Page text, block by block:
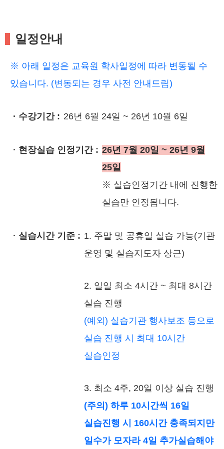
일정안내
※ 아래 일정은 교육원 학사일정에 따라 변동될 수
있습니다. (변동되는 경우 사전 안내드림)
· 수강기간 : 26년 6월 24일 ~ 26년 10월 6일
· 현장실습 인정기간 : 26년 7월 20일 ~ 26년 9월
25일
※ 실습인정기간 내에 진행한
실습만 인정됩니다.
· 실습시간 기준 : 1. 주말 및 공휴일 실습 가능(기관
운영 및 실습지도자 상근)
2. 일일 최소 4시간 ~ 최대 8시간
실습 진행
(예외) 실습기관 행사보조 등으로
실습 진행 시 최대 10시간
실습인정
3. 최소 4주, 20일 이상 실습 진행
(주의) 하루 10시간씩 16일
실습진행 시 160시간 충족되지만
일수가 모자라 4일 추가실습해야